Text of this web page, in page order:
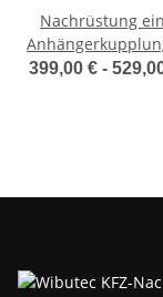
Nachrüstung
Audi Q3 Typ
399,00 € -